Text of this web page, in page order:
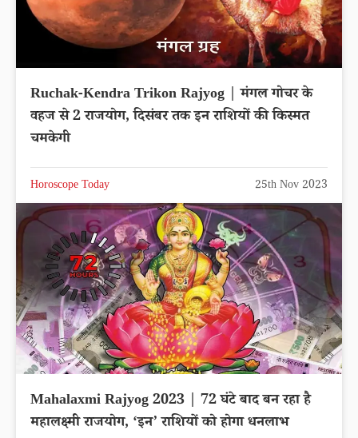
Ruchak-Kendra Trikon Rajyog | मंगल गोचर के
वहज से 2 राजयोग, दिसंबर तक इन राशियों की किस्मत
चमकेगी
Horoscope Today 25th Nov 2023
Mahalaxmi Rajyog 2023 | 72 घंटे बाद बन रहा है
महालक्ष्मी राजयोग, ‘इन’ राशियों को होगा धनलाभ